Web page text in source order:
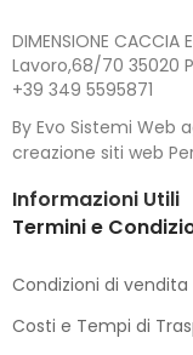
DIMENSIONE CACCIA
Lavoro,68/70 35020
+39 349 5595871
By Evo Sistemi Web
creazione siti web
Informazioni Utili
Termini e
Condizioni di vendita
Costi e Tempi di